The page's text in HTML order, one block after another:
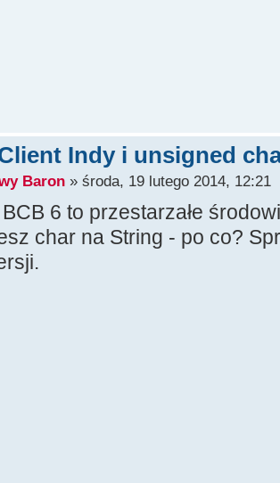
Indy i unsigned
Baron » środa, 19 lutego 2014, 12:21
6 to przestarzałe
char na String - po co?